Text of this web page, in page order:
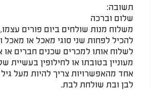
תשובה:
שלום וברכה
משלוח מנות שולחים ביום פורים
להכיל לפחות שני סוגי מאכל או מאכל
לשלוח אותו למכרים שכנים חברים או
מעוניין בטובתו או לחילופין בעשיית
אחד מהאפשרויות צריך להיות מעל
לבן ובת שולחת לבת.